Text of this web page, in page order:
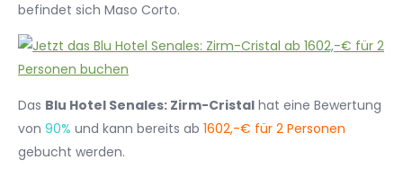
befindet sich Maso Corto.
Das Blu Hotel Senales: Zirm-Cristal hat eine Bewertung
von 90% und kann bereits ab 1602,-€ für 2 Personen
gebucht werden.